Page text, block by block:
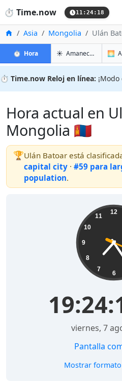
⏱️ Time.now 11:24:19
Inicio
Asia Mongolia Ulán
⏱️ Horaen Ulán Batoar
☀️ Amanecer y atardecer 🌅
⏱️ Time.now Reloj en línea: ¡Modo
Hora actual en
Mongolia 🇲🇳
🏆Ulán Batoar está
capital city · #59 para
population.
12
6
7
8
9
10
11
viernes, 7
Pantalla
Mostrar